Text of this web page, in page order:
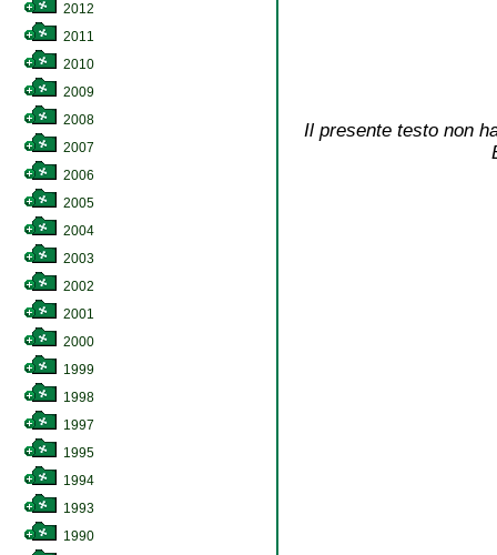
2012
2011
2010
2009
2008
2007
2006
2005
2004
2003
2002
2001
2000
1999
1998
1997
1995
1994
1993
1990
Il presente testo non